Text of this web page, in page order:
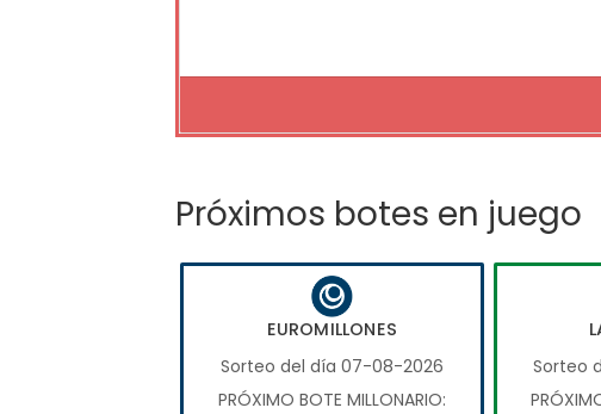
Próximos botes en juego
EUROMILLONES
Sorteo del día 07-08-2026
PRÓXIMO BOTE MILLONARIO:
Sorteo